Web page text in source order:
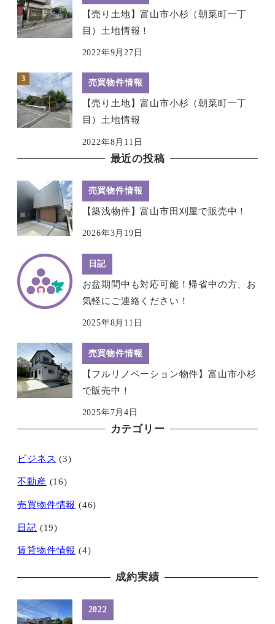
【売り土地】富山市小杉（朝菜町一丁
目）土地情報！
2022年9月27日
売買物件情報
【売り土地】富山市小杉（朝菜町一丁
目）土地情報
2022年8月11日
最近の投稿
売買物件情報
【築浅物件】富山市田刈屋で販売中！
2026年3月19日
日記
お盆期間中も対応可能！帰省中の方、お
気軽にご連絡ください！
2025年8月11日
売買物件情報
【フルリノベーション物件】富山市小杉
で販売中！
2025年7月4日
カテゴリー
ビジネス (3)
不動産 (16)
売買物件情報 (46)
日記 (19)
賃貸物件情報 (4)
成約実績
2022